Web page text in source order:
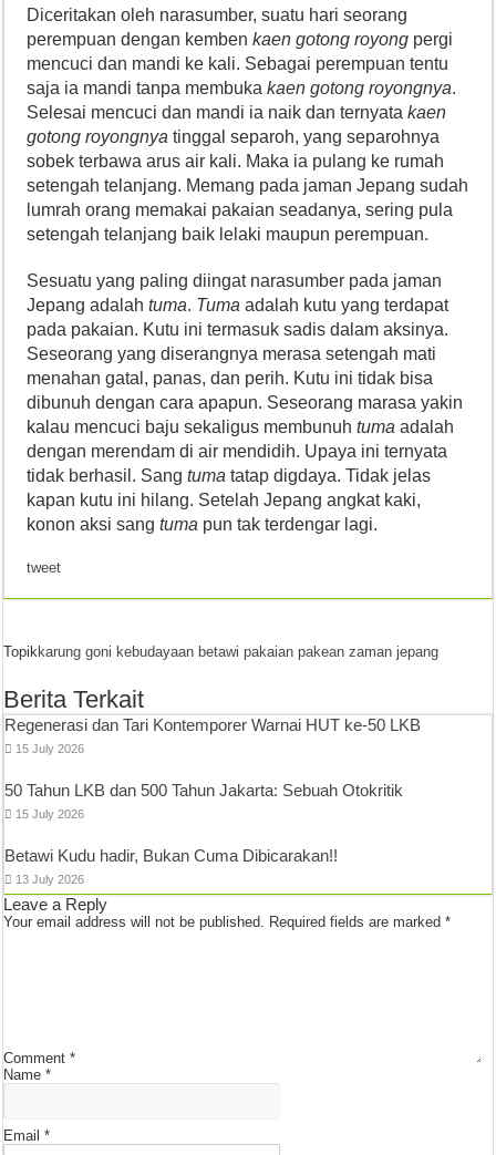
Diceritakan oleh narasumber, suatu hari seorang
perempuan dengan kembenkaen gotong royong pergi
mencuci dan mandi ke kali. Sebagai perempuan tentu
saja ia mandi tanpa membukakaen gotong royongnya.
Selesai mencuci dan mandi ia naik dan ternyatakaen
gotong royongnyatinggal separoh, yang separohnya
sobek terbawa arus air kali. Maka ia pulang ke rumah
setengah telanjang. Memang pada jaman Jepang sudah
lumrah orang memakai pakaian seadanya, sering pula
setengah telanjang baik lelaki maupun perempuan.
Sesuatu yang paling diingat narasumber pada jaman
Jepang adalahtuma. Tuma adalah kutu yang terdapat
pada pakaian. Kutu ini termasuk sadis dalam aksinya.
Seseorang yang diserangnya merasa setengah mati
menahan gatal, panas, dan perih. Kutu ini tidak bisa
dibunuh dengan cara apapun. Seseorang marasa yakin
kalau mencuci baju sekaligus membunuhtuma adalah
dengan merendam di air mendidih. Upaya ini ternyata
tidak berhasil. Sangtumatatap digdaya. Tidak jelas
kapan kutu ini hilang. Setelah Jepang angkat kaki,
konon aksi sangtuma pun tak terdengar lagi.
tweet
Topikkarung goni kebudayaan betawi pakaian pakean zaman jepang
Berita Terkait
Regenerasi dan Tari Kontemporer Warnai HUT ke-50 LKB
15 July 2026
50 Tahun LKB dan 500 Tahun Jakarta: Sebuah Otokritik
15 July 2026
Betawi Kudu hadir, Bukan Cuma Dibicarakan!!
13 July 2026
Leave a Reply
Your email address will not be published. Required fields are marked*
Comment*
Name*
Email*